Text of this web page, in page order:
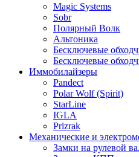
Magic Systems
Sobr
Полярный Волк
Альтоника
Бесключевые
Бесключевые
Иммобилайзеры
Pandect
Polar Wolf (Spirit)
StarLine
IGLA
Prizrak
Механические и
Замки на рулевой